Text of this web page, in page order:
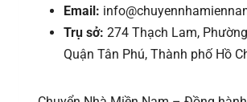
Email:
Trụ sở: 274 Thạch Lam,
Quận Tân Phú, Thành phố Hồ